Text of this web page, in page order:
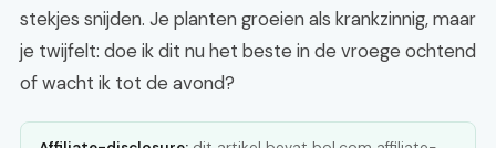
stekjes snijden. Je planten groeien als krankzinnig, maar
je twijfelt: doe ik dit nu het beste in de vroege ochtend
of wacht ik tot de avond?